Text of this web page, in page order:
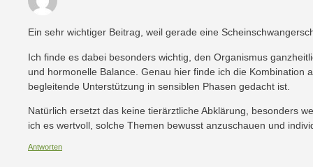
Ein sehr wichtiger Beitrag, weil gerade eine
Ich finde es dabei besonders wichtig, den Organismus
und hormonelle Balance. Genau hier finde ich die Kombination
begleitende Unterstützung in sensiblen Phasen gedacht ist.
Natürlich ersetzt das keine tierärztliche Abklärung, besonders
ich es wertvoll, solche Themen bewusst anzuschauen und
Antworten